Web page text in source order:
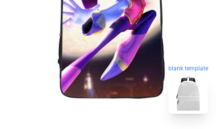
blank template